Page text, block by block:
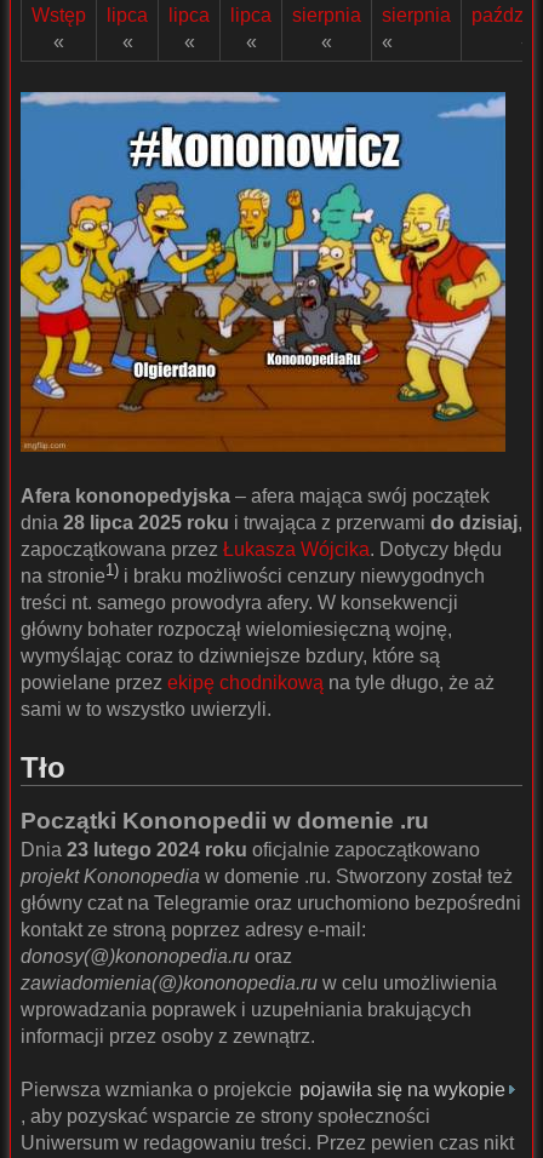
Wstęp
«
lipca
«
lipca
«
lipca
«
sierpnia
«
sierpnia
«
«
Afera kononopedyjska – afera mająca swój początek
dnia 28 lipca 2025 roku i trwająca z przerwami do dzisiaj,
zapoczątkowana przez Łukasza Wójcika. Dotyczy błędu
na stronie1) i braku możliwości cenzury niewygodnych
treści nt. samego prowodyra afery. W konsekwencji
główny bohater rozpoczął wielomiesięczną wojnę,
wymyślając coraz to dziwniejsze bzdury, które są
powielane przez ekipę chodnikową na tyle długo, że aż
sami w to wszystko uwierzyli.
Tło
Początki Kononopedii w domenie .ru
Dnia 23 lutego 2024 roku oficjalnie zapoczątkowano
projekt Kononopedia w domenie .ru. Stworzony został też
główny czat na Telegramie oraz uruchomiono bezpośredni
kontakt ze stroną poprzez adresy e-mail:
donosy(@)kononopedia.ru oraz
zawiadomienia(@)kononopedia.ru w celu umożliwienia
wprowadzania poprawek i uzupełniania brakujących
informacji przez osoby z zewnątrz.
Pierwsza wzmianka o projekcie pojawiła się na wykopie
, aby pozyskać wsparcie ze strony społeczności
Uniwersum w redagowaniu treści. Przez pewien czas nikt